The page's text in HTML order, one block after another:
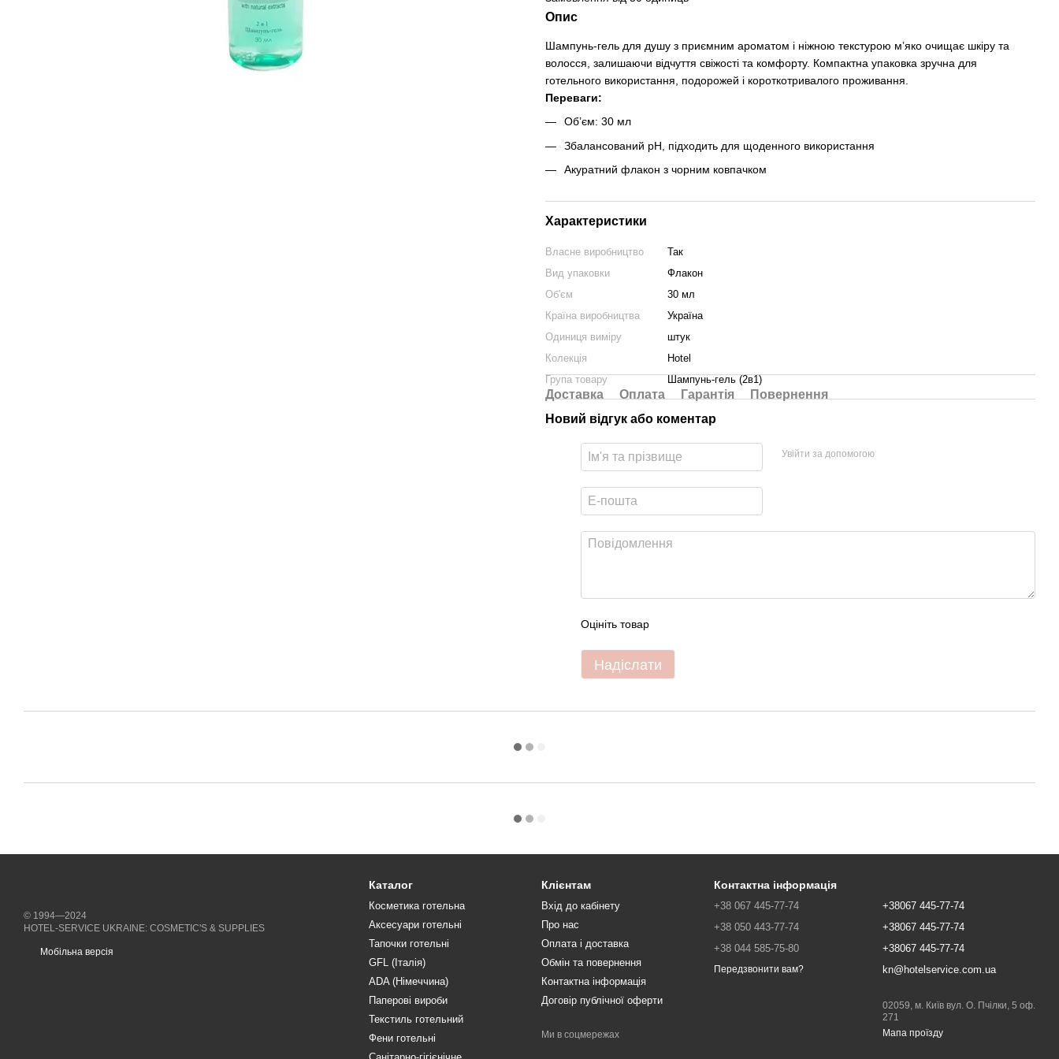
Опис
Шампунь-гель для душу з приємним ароматом і ніжною текстурою м’яко очищає шкіру та
волосся, залишаючи відчуття свіжості та комфорту. Компактна упаковка зручна для
готельного використання, подорожей і короткотривалого проживання.
Переваги:
Об’єм: 30 мл
Збалансований pH, підходить для щоденного використання
Акуратний флакон з чорним ковпачком
Характеристики
Власне виробництво
Так
Вид упаковки
Флакон
Об'єм
30 мл
Країна виробництва
Україна
Одиниця виміру
штук
Колекція
Hotel
Група товару
Шампунь-гель (2в1)
Доставка Оплата Гарантія
Повернення
Новий відгук або коментар
Увійти за допомогою
Оцініть товар
Надіслати
© 1994—2024
HOTEL-SERVICE UKRAINE: COSMETIC'S & SUPPLIES
Мобільна версія
Каталог
Косметика готельна
Аксесуари готельні
Тапочки готельні
GFL (Італія)
ADA (Німеччина)
Паперові вироби
Текстиль готельний
Фени готельні
Клієнтам
Вхід до кабінету
Про нас
Оплата і доставка
Обмін та повернення
Контактна інформація
Договір публічної оферти
Ми в соцмережах
Контактна інформація
+38 067 445-77-74
+38 050 443-77-74
+38 044 585-75-80
Передзвонити вам?
+38067 445-77-74
+38067 445-77-74
+38067 445-77-74
kn@hotelservice.com.ua
02059, м. Київ вул. О. Пчілки, 5 оф.
271
Мапа проїзду